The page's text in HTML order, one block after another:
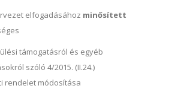
elfogadásához minősített
támogatásról és egyéb
szóló 4/2015. (II.24.)
rendelet módosítása